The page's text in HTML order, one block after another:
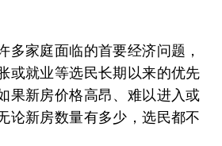
多家庭面临的首要经济问题，
或就业等选民长期以来的优先
果新房价格高昂、难以进入或
论新房数量有多少，选民都不